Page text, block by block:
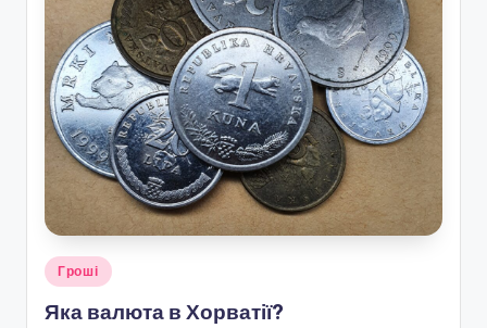
Опубліковано
Гроші
Яка валюта в Хорватії?